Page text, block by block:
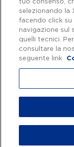
Capitale sociale €
n. di iscrizione al
Roma n. 1037417 -
tuo consenso,
selezionando la
facendo click
navigazione sul
quelli tecnici.
consultare la
seguente link